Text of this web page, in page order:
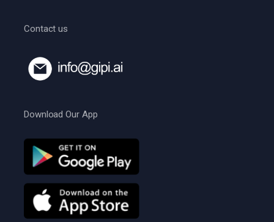
Contact us
Download Our App